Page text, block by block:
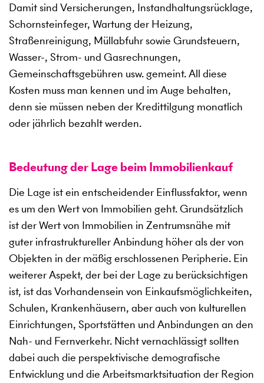
Damit sind Versicherungen, Instandhaltungsrücklage,
Schornsteinfeger, Wartung der Heizung,
Straßenreinigung, Müllabfuhr sowie Grundsteuern,
Wasser-, Strom- und Gasrechnungen,
Gemeinschaftsgebühren usw. gemeint. All diese
Kosten muss man kennen und im Auge behalten,
denn sie müssen neben der Kredittilgung monatlich
oder jährlich bezahlt werden.
Bedeutung der Lage beim Immobilienkauf
Die Lage ist ein entscheidender Einflussfaktor, wenn
es um den Wert von Immobilien geht. Grundsätzlich
ist der Wert von Immobilien in Zentrumsnähe mit
guter infrastruktureller Anbindung höher als der von
Objekten in der mäßig erschlossenen Peripherie. Ein
weiterer Aspekt, der bei der Lage zu berücksichtigen
ist, ist das Vorhandensein von Einkaufsmöglichkeiten,
Schulen, Krankenhäusern, aber auch von kulturellen
Einrichtungen, Sportstätten und Anbindungen an den
Nah- und Fernverkehr. Nicht vernachlässigt sollten
dabei auch die perspektivische demografische
Entwicklung und die Arbeitsmarktsituation der Region